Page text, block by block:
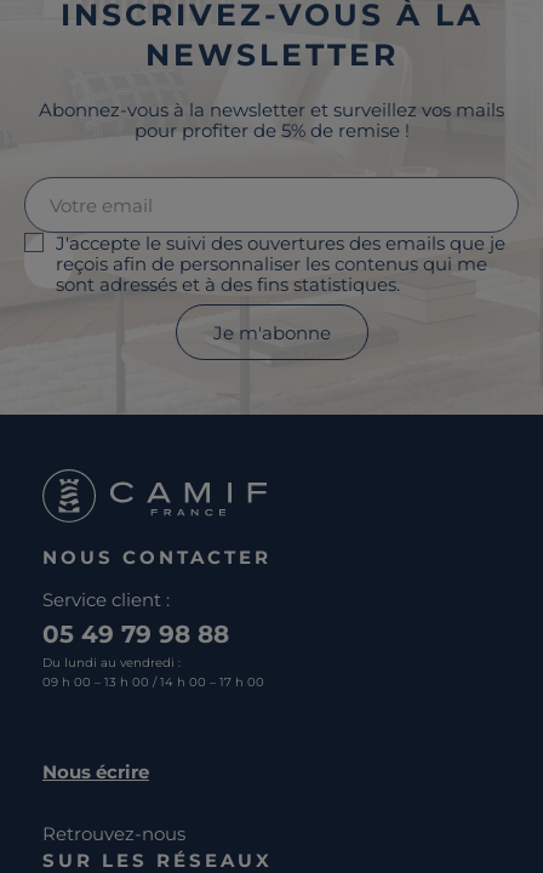
INSCRIVEZ-VOUS À LA
NEWSLETTER
Abonnez-vous à la newsletter et surveillez vos mails
pour profiter de 5% de remise !
J'accepte le suivi des ouvertures des emails que je
reçois afin de personnaliser les contenus qui me
sont adressés et à des fins statistiques.
Je m'abonne
NOUS CONTACTER
Service client :
05 49 79 98 88
Du lundi au vendredi :
09 h 00 – 13 h 00 / 14 h 00 – 17 h 00
Nous écrire
Retrouvez-nous
SUR LES RÉSEAUX